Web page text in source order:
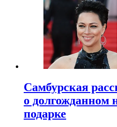
Самбурская
о долгожданном
подарке